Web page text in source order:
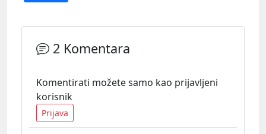
2 Komentara
Komentirati možete samo kao prijavljeni
korisnik
Prijava